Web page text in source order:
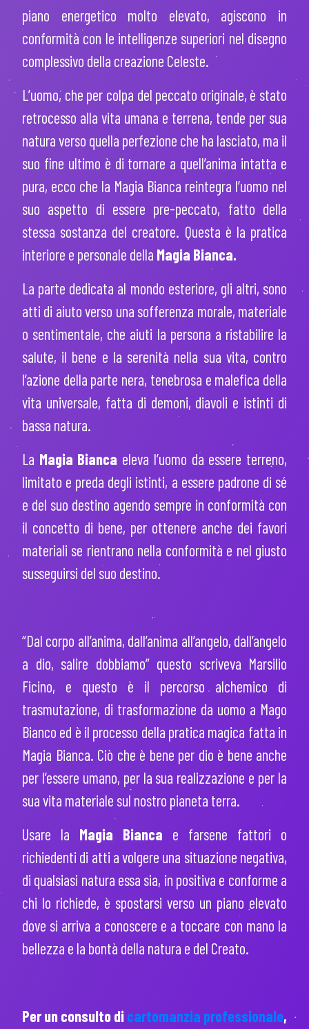
piano energetico molto elevato, agiscono in
conformità con le intelligenze superiori nel disegno
complessivo della creazione Celeste.
L’uomo, che per colpa del peccato originale, è stato
retrocesso alla vita umana e terrena, tende per sua
natura verso quella perfezione che ha lasciato, ma il
suo fine ultimo è di tornare a quell’anima intatta e
pura, ecco che la Magia Bianca reintegra l’uomo nel
suo aspetto di essere pre-peccato, fatto della
stessa sostanza del creatore. Questa è la pratica
interiore e personale della Magia Bianca.
La parte dedicata al mondo esteriore, gli altri, sono
atti di aiuto verso una sofferenza morale, materiale
o sentimentale, che aiuti la persona a ristabilire la
salute, il bene e la serenità nella sua vita, contro
l’azione della parte nera, tenebrosa e malefica della
vita universale, fatta di demoni, diavoli e istinti di
bassa natura.
La Magia Bianca eleva l’uomo da essere terreno,
limitato e preda degli istinti, a essere padrone di sé
e del suo destino agendo sempre in conformità con
il concetto di bene, per ottenere anche dei favori
materiali se rientrano nella conformità e nel giusto
susseguirsi del suo destino.
“Dal corpo all’anima, dall’anima all’angelo, dall’angelo
a dio, salire dobbiamo” questo scriveva Marsilio
Ficino, e questo è il percorso alchemico di
trasmutazione, di trasformazione da uomo a Mago
Bianco ed è il processo della pratica magica fatta in
Magia Bianca. Ciò che è bene per dio è bene anche
per l’essere umano, per la sua realizzazione e per la
sua vita materiale sul nostro pianeta terra.
Usare la Magia Bianca e farsene fattori o
richiedenti di atti a volgere una situazione negativa,
di qualsiasi natura essa sia, in positiva e conforme a
chi lo richiede, è spostarsi verso un piano elevato
dove si arriva a conoscere e a toccare con mano la
bellezza e la bontà della natura e del Creato.
Per un consulto dicartomanzia professionale,